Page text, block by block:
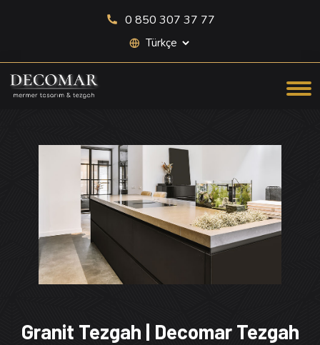
0 850 307 37 77
Site dili seçimi
Granit Tezgah | Decomar Tezgah